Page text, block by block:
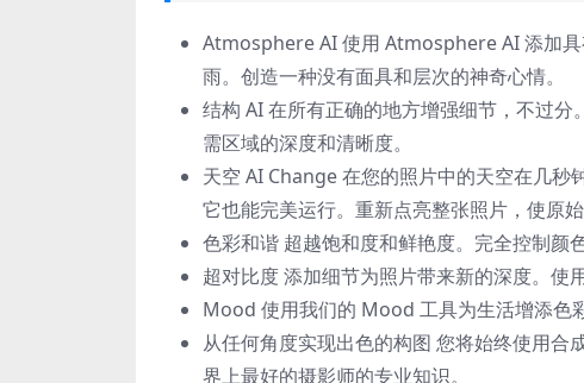
Atmosphere AI 使用 Atmosphere AI 添加
雨。创造一种没有面具和层次的神奇心情。
结构 AI 在所有正确的地方增强细节，不过
需区域的深度和清晰度。
天空 AI Сhange 在您的照片中的天空在几秒
它也能完美运行。重新点亮整张照片，使原
色彩和谐 超越饱和度和鲜艳度。完全控制颜
超对比度 添加细节为照片带来新的深度。使
Mood 使用我们的 Mood 工具为生活增添色
从任何角度实现出色的构图 您将始终使用合
界上最好的摄影师的专业知识。